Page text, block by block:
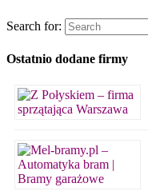
Search for:
Ostatnio dodane firmy